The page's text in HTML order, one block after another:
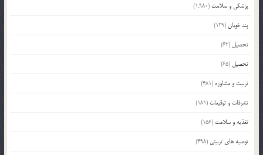
پزشکی و سلامت (1,980)
پند خوبان(129)
تحصیل (62)
تحصیل (65)
تربیت و مشاوره (481)
تشرفات و توقیعات (181)
تغذیه و سلامت (156)
توصیه های تربیتی (498)